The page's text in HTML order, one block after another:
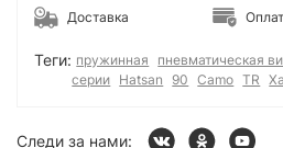
Доставка
Теги: пружинная пневматическая
серии Hatsan 90 Camo TR
Следи за нами: